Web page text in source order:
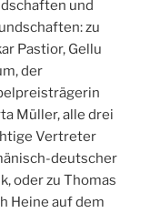
und
zu
Pastior, Gellu
der
Müller, alle drei
Vertreter
deutscher
oder zu Thomas
Heine auf dem